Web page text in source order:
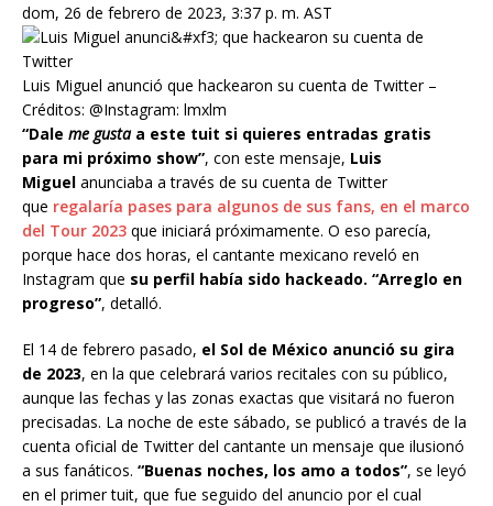
dom, 26 de febrero de 2023, 3:37 p. m. AST
Luis Miguel anunció que hackearon su cuenta de Twitter –
Créditos: @Instagram: lmxlm
“Dale me gustaa este tuit si quieres entradas gratis
para mi próximo show”, con este mensaje, Luis
Miguel anunciaba a través de su cuenta de Twitter
que regalaría pases para algunos de sus fans, en el marco
del Tour 2023 que iniciará próximamente. O eso parecía,
porque hace dos horas, el cantante mexicano reveló en
Instagram que su perfil había sido hackeado. “Arreglo en
progreso”, detalló.
El 14 de febrero pasado, el Sol de México anunció su gira
de 2023, en la que celebrará varios recitales con su público,
aunque las fechas y las zonas exactas que visitará no fueron
precisadas. La noche de este sábado, se publicó a través de la
cuenta oficial de Twitter del cantante un mensaje que ilusionó
a sus fanáticos. “Buenas noches, los amo a todos”, se leyó
en el primer tuit, que fue seguido del anuncio por el cual